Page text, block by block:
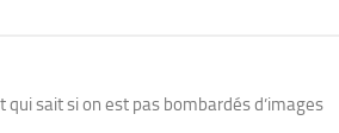
sait si on est pas bombardés d’images